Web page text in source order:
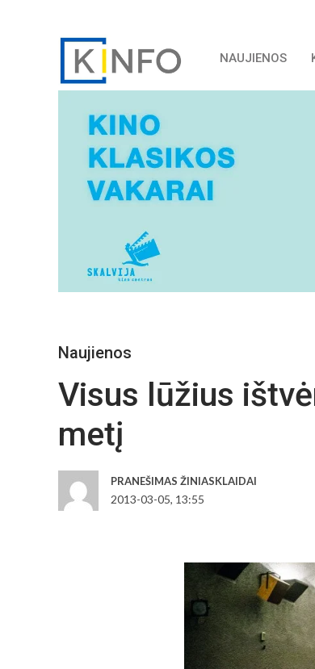
NAUJIENOS
Naujienos
Visus lūžius
metį
PRANEŠIMAS ŽINIASKLAIDAI
2013-03-05, 13:55